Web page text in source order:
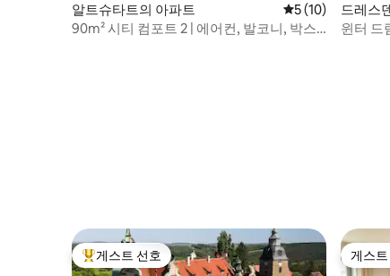
알트슈타트의 아파트 평점 5점(5점 만점
5 (10)
90m² 시티 컴포트 2 | 에어컨, 발코니, 박스
드레스
윈터 드
상위 게스트 선호
게스트 선호 게스
게스